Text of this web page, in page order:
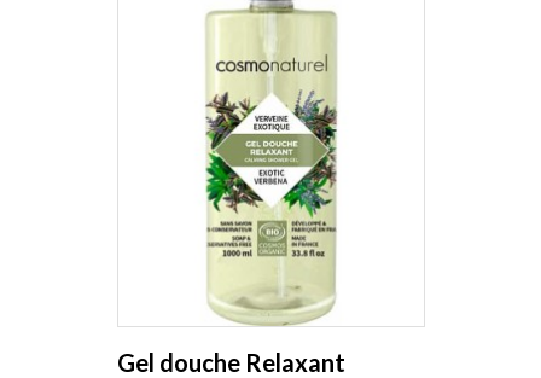
Gel douche Relaxant